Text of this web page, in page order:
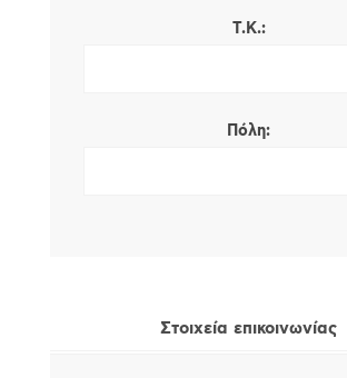
Τ.Κ.:
Πόλη:
Στοιχεία επικοινωνίας